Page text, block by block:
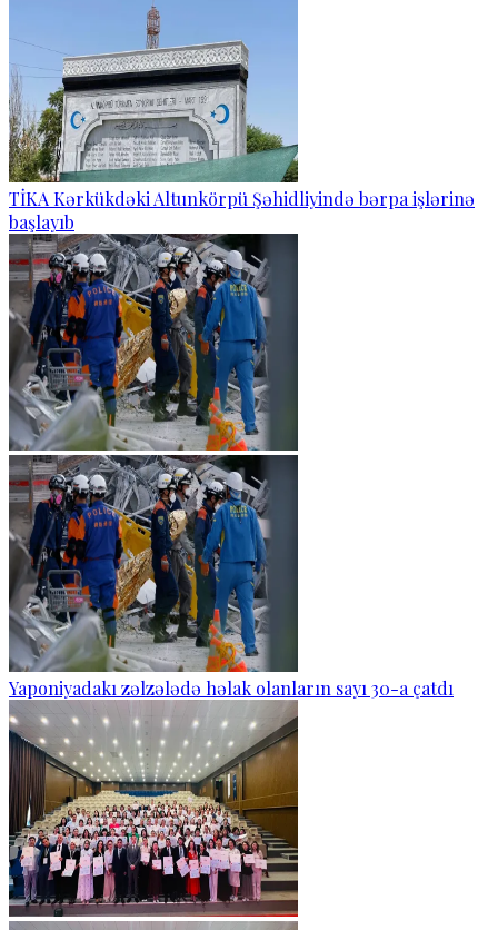
TİKA Kərkükdəki Altunkörpü Şəhidliyində bərpa işlərinə
başlayıb
Yaponiyadakı zəlzələdə həlak olanların sayı 30-a çatdı